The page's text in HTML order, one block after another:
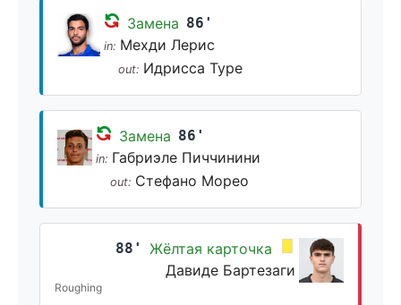
Замена 86'
in: Мехди Лерис
out: Идрисса Туре
Замена 86'
in: Габриэле Пиччинини
out: Стефано Морео
88'
Жёлтая карточка
Давиде Бартезаги
Roughing